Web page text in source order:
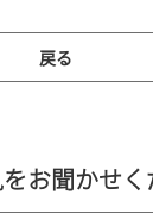
戻る
お聞かせく